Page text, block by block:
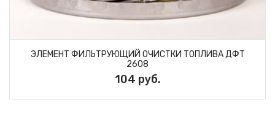
ЭЛЕМЕНТ ФИЛЬТРУЮЩИЙ ОЧИСТКИ ТОПЛИВА ДФТ
2608
104 руб.